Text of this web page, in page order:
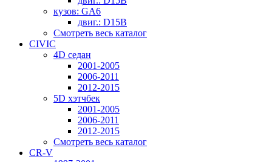
кузов: GA6
двиг.: D15B
Смотреть весь каталог
CIVIC
4D седан
2001-2005
2006-2011
2012-2015
5D хэтчбек
2001-2005
2006-2011
2012-2015
Смотреть весь каталог
CR-V